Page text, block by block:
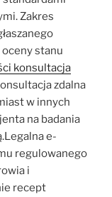
Zakres
stanu
konsultacja
zdalna
w innych
na badania
e-
regulowanego
i
recept